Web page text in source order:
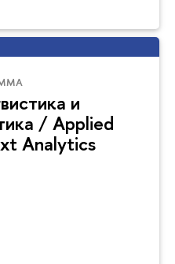
и
/ Applied
Analytics